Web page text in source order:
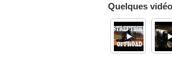
Quelques